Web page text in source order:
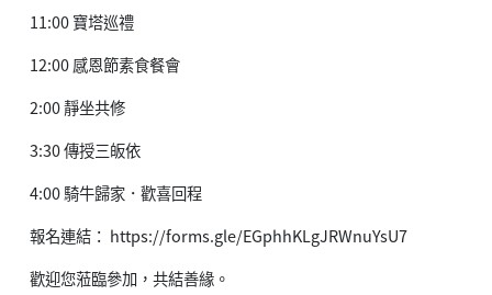
11:00 寶塔巡禮
12:00 感恩節素食餐會
2:00 靜坐共修
3:30 傳授三皈依
4:00 騎牛歸家．歡喜回程
報名連結： https://forms.gle/EGphhKLgJRWnuYsU7
歡迎您蒞臨參加，共結善緣。